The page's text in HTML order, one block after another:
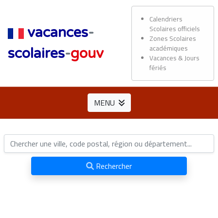
vacances-
scolaires-gouv
Calendriers
Scolaires officiels
Zones Scolaires
académiques
Vacances & Jours
fériés
MENU
Rechercher